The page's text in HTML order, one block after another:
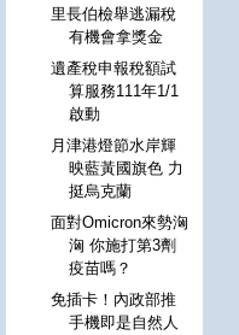
里長伯檢舉逃漏稅
有機會拿獎金
遺產稅申報稅額試
算服務111年1/1
啟動
月津港燈節水岸輝
映藍黃國旗色 力
挺烏克蘭
面對Omicron來勢洶
洶 你施打第3劑
疫苗嗎？
免插卡！內政部推
手機即是自然人